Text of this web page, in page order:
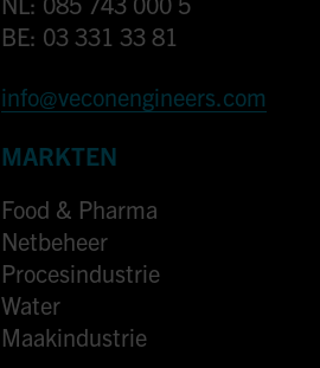
BE: 03 331 33 81
info@veconengineers.com
MARKTEN
Food & Pharma
Netbeheer
Procesindustrie
Water
Maakindustrie